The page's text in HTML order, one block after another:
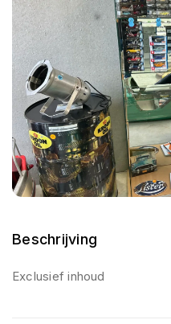
Beschrijving
Exclusief inhoud